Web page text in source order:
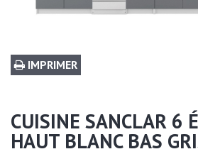
IMPRIMER
CUISINE SANCLAR 6
HAUT BLANC BAS